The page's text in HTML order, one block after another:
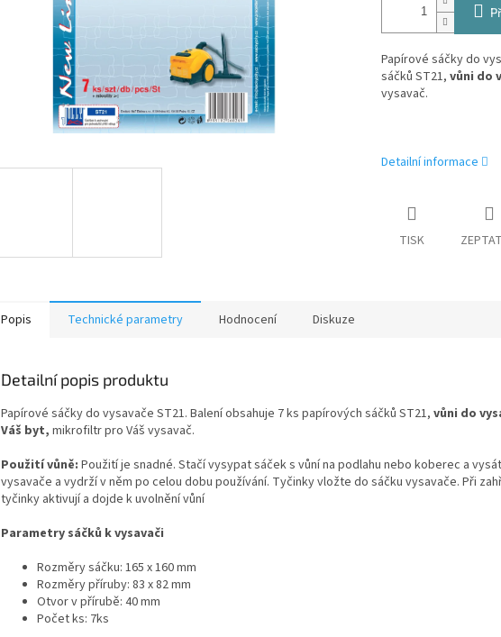
Papírové sáčky do
sáčků ST21, vůni do
vysavač.
Detailní informace
TISK
Popis Technické parametry Hodnocení Diskuze
Detailní popis produktu
Papírové sáčky do vysavače ST21. Balení obsahuje 7 ks papírových sáčků ST21, vůni do
Váš byt, mikrofiltr pro Váš vysavač.
Použití vůně: Použití je snadné. Stačí vysypat sáček s vůní na podlahu nebo koberec a
vysavače a vydrží v něm po celou dobu používání. Tyčinky vložte do sáčku vysavače. Při
tyčinky aktivují a dojde k uvolnění vůní
Parametry sáčků k vysavači
Rozměry sáčku: 165 x 160 mm
Rozměry příruby: 83 x 82 mm
Otvor v přírubě: 40 mm
Počet ks: 7ks